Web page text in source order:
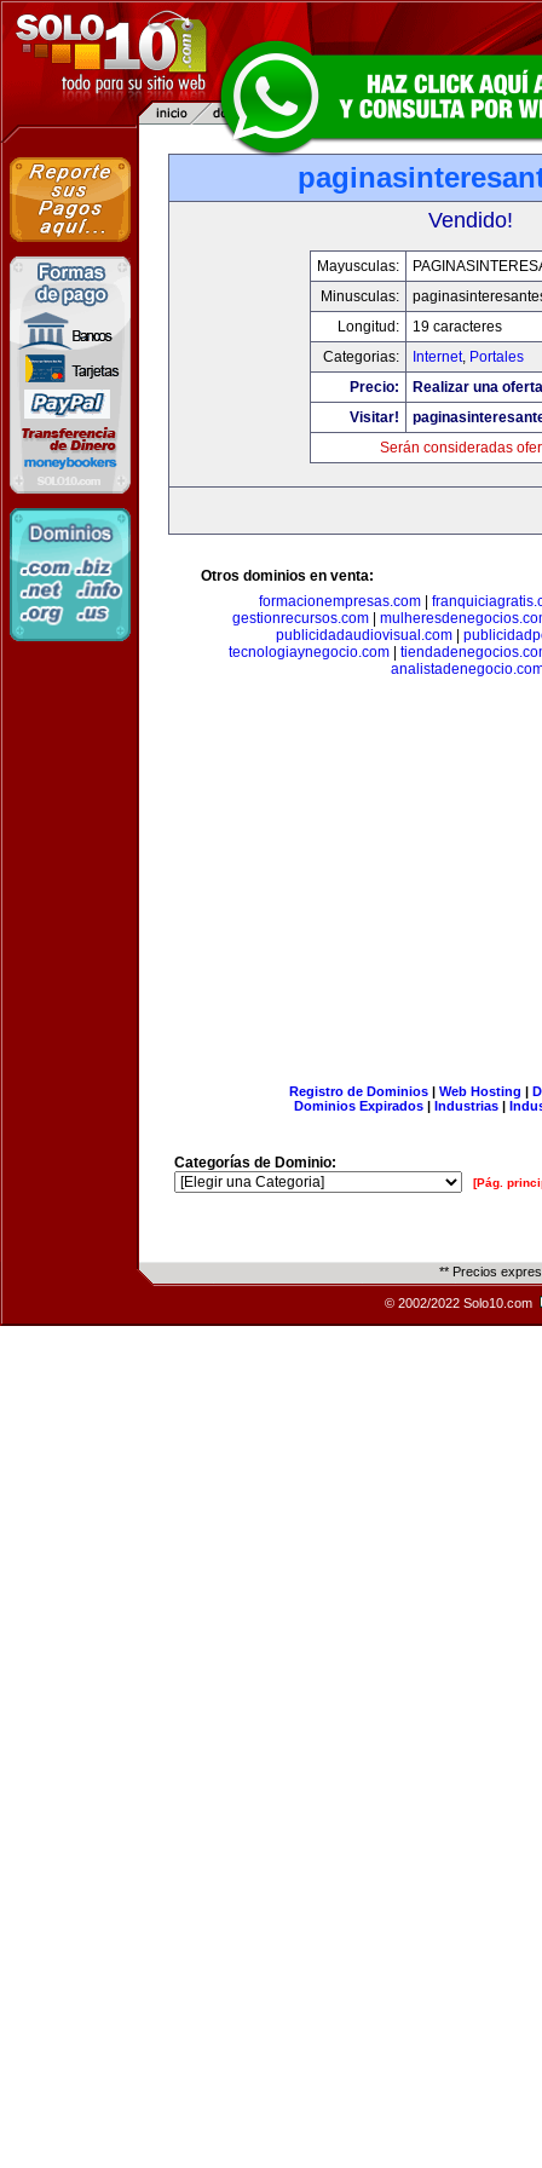
Vendido!
Mayusculas:
Minusculas:
Longitud:
19 caracteres
Categorias:
Internet, Portales
Precio:
Realizar una
Visitar!
Serán consideradas
Otros dominios en venta:
formacionempresas.com|
gestionrecursos.com|
publicidadaudiovisual.com|
tecnologiaynegocio.com
Registro de Dominios| Web Hosting |
Dominios Expirados | Industrias |
Categorías de Dominio:
[Pág.
** Precios
© 2002/2022 Solo10.com